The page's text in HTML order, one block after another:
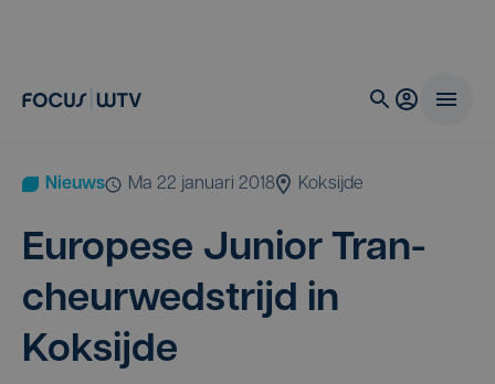
Nieuws ma 22 januari 2018 Koksijde
Euro­pe­se Juni­or Tran­
cheur­wed­strijd in
Koksijde